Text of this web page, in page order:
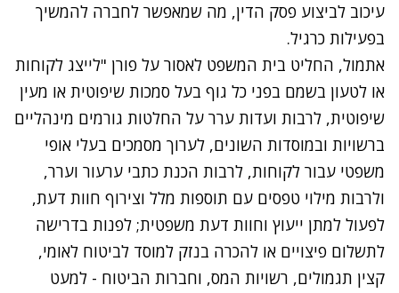
עיכוב לביצוע פסק הדין, מה שמאפשר לחברה להמשיך
בפעילות כרגיל.
אתמול, החליט בית המשפט לאסור על פורן "לייצג לקוחות
או לטעון בשמם בפני כל גוף בעל סמכות שיפוטית או מעין
שיפוטית, לרבות ועדות ערר על החלטות גורמים מינהליים
ברשויות ובמוסדות השונים, לערוך מסמכים בעלי אופי
משפטי עבור לקוחות, לרבות הכנת כתבי ערעור וערר,
ולרבות מילוי טפסים עם תוספות מלל וצירוף חוות דעת,
לפעול למתן ייעוץ וחוות דעת משפטית; לפנות בדרישה
לתשלום פיצויים או להכרה בנזק למוסד לביטוח לאומי,
קצין תגמולים, רשויות המס, וחברות הביטוח - למעט